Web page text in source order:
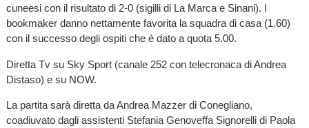
cuneesi con il risultato di 2-0 (sigilli di La Marca e Sinani). I
bookmaker danno nettamente favorita la squadra di casa (1.60)
con il successo degli ospiti che è dato a quota 5.00.
Diretta Tv su Sky Sport (canale 252 con telecronaca di Andrea
Distaso) e su NOW.
La partita sarà diretta da Andrea Mazzer di Conegliano,
coadiuvato dagli assistenti Stefania Genoveffa Signorelli di Paola